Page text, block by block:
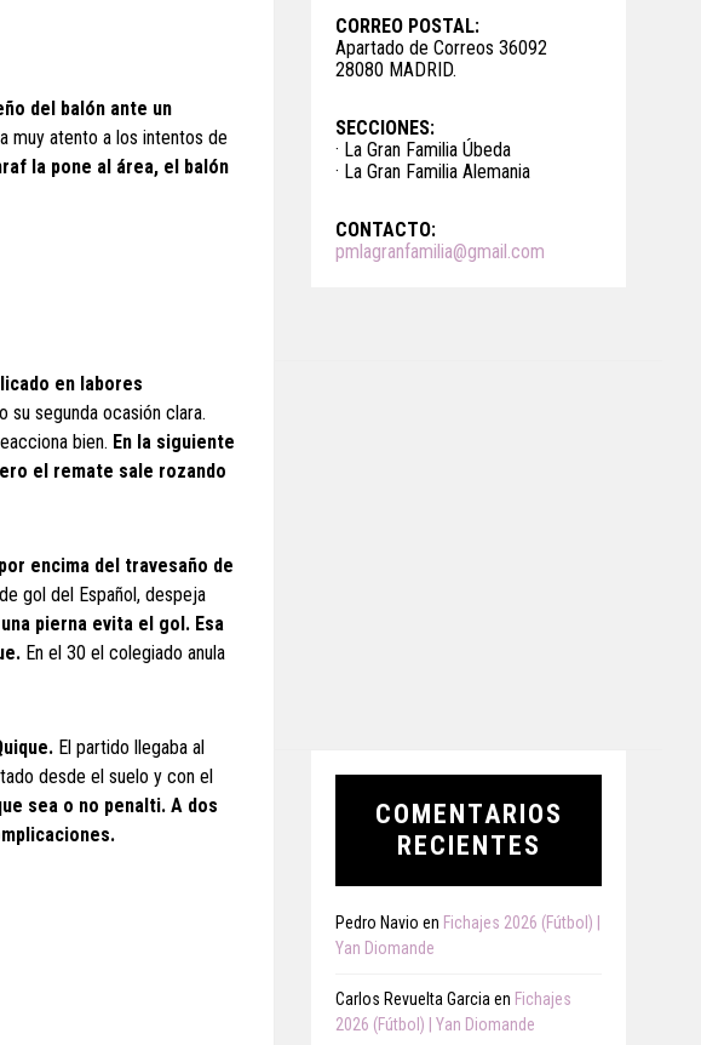
del balón ante un
muy atento a los intentos de
la pone al área, el balón
en labores
su segunda ocasión clara.
bien. En la siguiente
el remate sale rozando
encima del travesaño de
gol del Español, despeja
pierna evita el gol. Esa
En el 30 el colegiado anula
El partido llegaba al
desde el suelo y con el
sea o no penalti. A dos
CORREO POSTAL:
Apartado de Correos 36092
28080 MADRID.
SECCIONES:
· La Gran Familia Úbeda
· La Gran Familia Alemania
CONTACTO:
pmlagranfamilia@gmail.com
COMENTARIOS
RECIENTES
Pedro Navio en Fichajes 2026 (Fútbol) |
Yan Diomande
Carlos Revuelta Garcia en Fichajes
2026 (Fútbol) | Yan Diomande